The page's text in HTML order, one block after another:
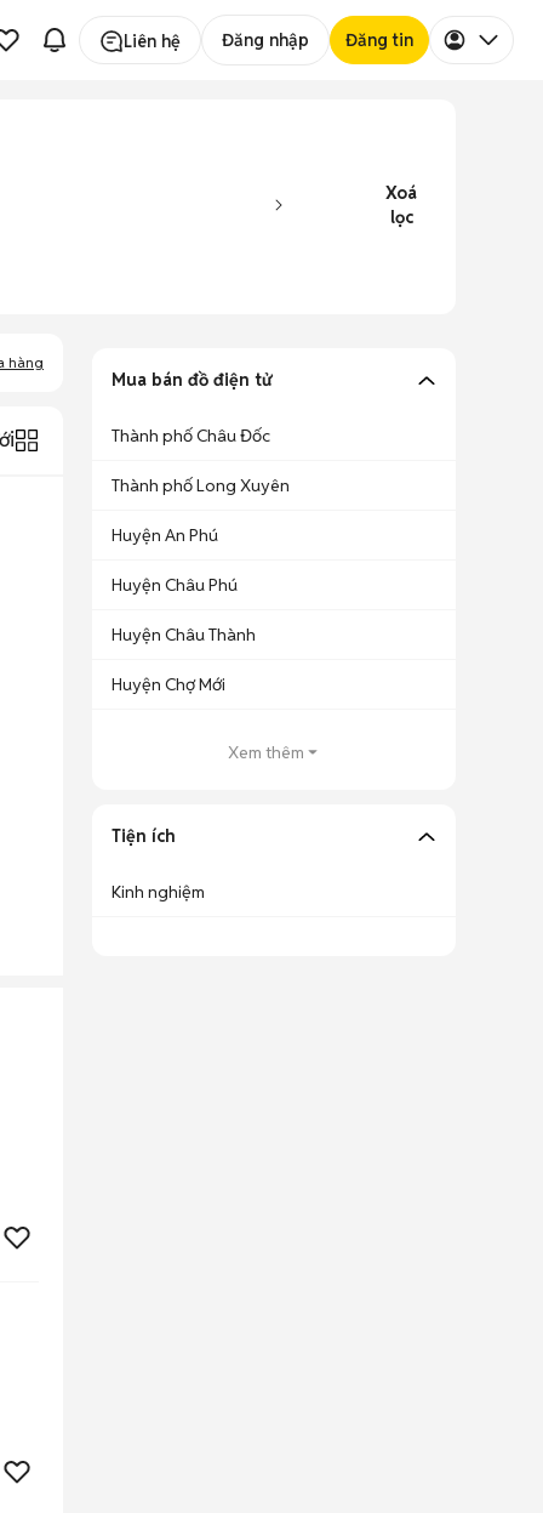
Liên hệ Đăng nhập Đăng tin
Xoá
lọc
hàng
Mua bán đồ điện tử
Thành phố Châu Đốc
Thành phố Long Xuyên
Huyện An Phú
Huyện Châu Phú
Huyện Châu Thành
Huyện Chợ Mới
Xem thêm
Tiện ích
Kinh nghiệm